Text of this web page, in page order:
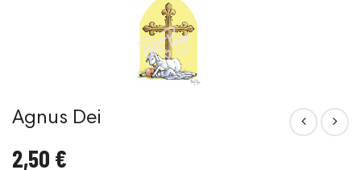
Agnus Dei
2,50 €